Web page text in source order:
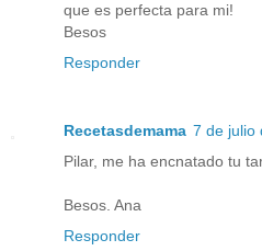
que es perfecta para mi!
Besos
Responder
Recetasdemama 7 de julio
Pilar, me ha encnatado tu
Besos. Ana
Responder